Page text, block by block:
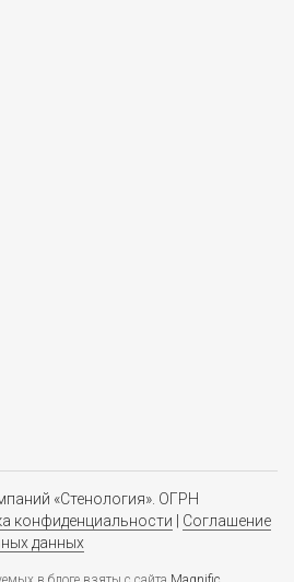
«Стенология». ОГРН
конфиденциальности
Соглашение
данных